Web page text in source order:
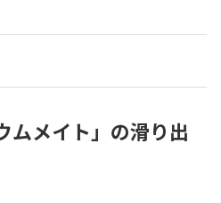
ムメイト」の滑り出